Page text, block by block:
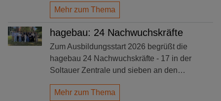
Mehr zum Thema
hagebau: 24 Nachwuchskräfte
Zum Ausbildungsstart 2026 begrüßt die
hagebau 24 Nachwuchskräfte - 17 in der
Soltauer Zentrale und sieben an den…
Mehr zum Thema